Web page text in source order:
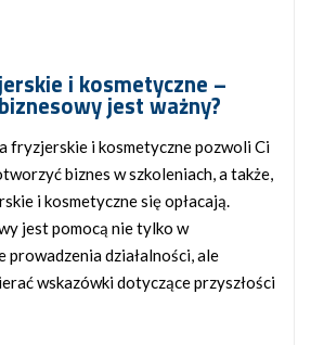
i kosmetyczne –
jest ważny?
fryzjerskie i kosmetyczne pozwoli Ci
biznes w szkoleniach, a także,
i kosmetyczne się opłacają.
jest pomocą nie tylko w
prowadzenia działalności, ale
wskazówki dotyczące przyszłości